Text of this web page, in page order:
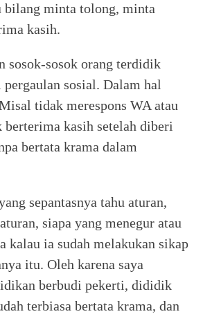
bilang minta tolong, minta
kasih.
sosok-sosok orang terdidik
sosial. Dalam hal
tidak merespons WA atau
kasih setelah diberi
bertata krama dalam
sepantasnya tahu aturan,
siapa yang menegur atau
kalau ia sudah melakukan sikap
itu. Oleh karena saya
berbudi pekerti, dididik
terbiasa bertata krama, dan